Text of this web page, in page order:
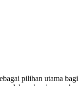
pilihan utama bagi